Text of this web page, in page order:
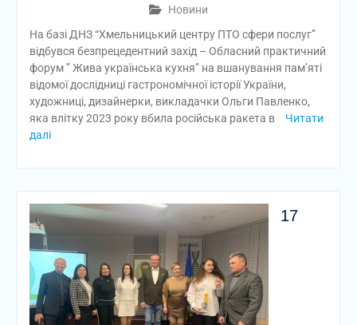
Новини
На базі ДНЗ “Хмельницький центру ПТО сфери послуг”
відбувся безпрецедентний захід – Обласний практичний
форум ” Жива українська кухня” на вшанування пам’яті
відомої дослідниці гастрономічної історії України,
художниці, дизайнерки, викладачки Ольги Павленко,
яка влітку 2023 року вбила російська ракета в
Читати
далі
17